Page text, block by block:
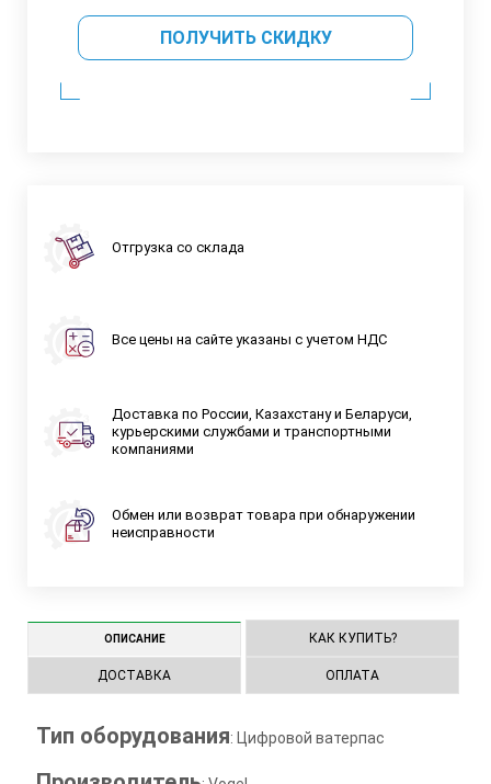
ПОЛУЧИТЬ СКИДКУ
Отгрузка со склада
Все цены на сайте указаны с учетом НДС
Доставка по России, Казахстану и Беларуси,
курьерскими службами и транспортными
компаниями
Обмен или возврат товара при обнаружении
неисправности
ОПИСАНИЕ КАК КУПИТЬ?
ДОСТАВКА ОПЛАТА
Тип оборудования: Цифровой ватерпас